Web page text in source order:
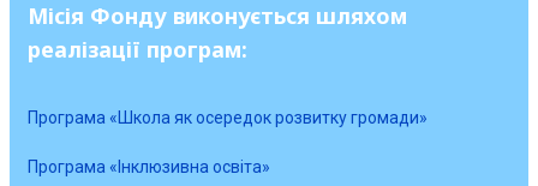
Місія Фонду виконується шляхом
реалізації програм:
Програма «Школа як осередок розвитку громади»
Програма «Інклюзивна освіта»